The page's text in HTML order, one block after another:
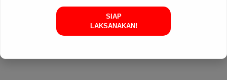
SIAP
LAKSANAKAN!